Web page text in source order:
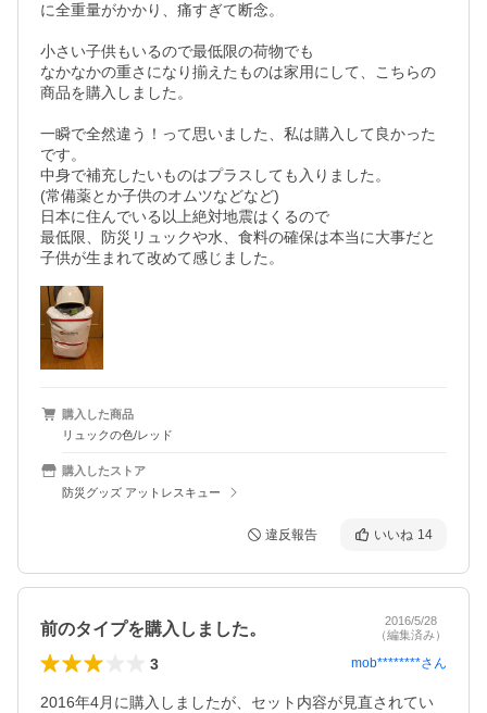
に全重量がかかり、痛すぎて断念。
小さい子供もいるので最低限の荷物でも
なかなかの重さになり揃えたものは家用にして、こちらの
商品を購入しました。
一瞬で全然違う！って思いました、私は購入して良かった
です。
中身で補充したいものはプラスしても入りました。
(常備薬とか子供のオムツなどなど)
日本に住んでいる以上絶対地震はくるので
最低限、防災リュックや水、食料の確保は本当に大事だと
子供が生まれて改めて感じました。
購入した商品
リュックの色/レッド
購入したストア
防災グッズ アットレスキュー
違反報告 いいね 14
前のタイプを購入しました。
2016/5/28
（編集済み）
3 mob********さん
2016年4月に購入しましたが、セット内容が見直されてい